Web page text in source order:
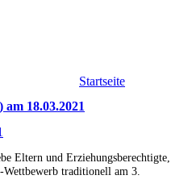
Startseite
18.03.2021
Eltern und Erziehungsberechtigte,
traditionell am 3.